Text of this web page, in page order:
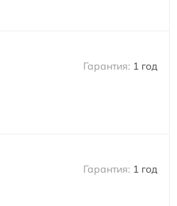
1 год
1 год